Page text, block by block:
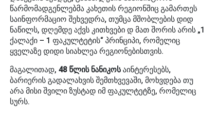
წარმომადგენლებმა კახეთის რეგიონშიც გამართეს
საინფორმაციო შეხვედრა, თუმცა მშობლების დიდ
ნაწილს, დღემდე აქვს კითხვები დ მათ შორის არის „1
ქალაქი – 1 ფაკულტეტის“ პრინციპი, რომელიც
ყველაზე დიდი სიახლეა რეგიონებისთვის.
მაგალითად, 48 წლის ნანიკოსაინტერესებს,
ბარიერის გადალახვის შემთხვევაში, მოხვდება თუ
არა მისი შვილი ზუსტად იმ ფაკულტეტზე, რომელიც
სურს.